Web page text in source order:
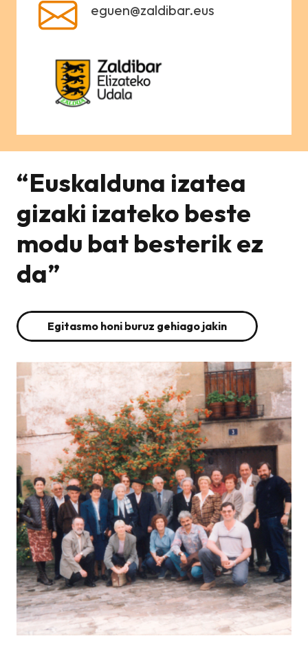
eguen@zaldibar.eus
“Euskalduna izatea
gizaki izateko beste
modu bat besterik ez
da”
Egitasmo honi buruz gehiago jakin